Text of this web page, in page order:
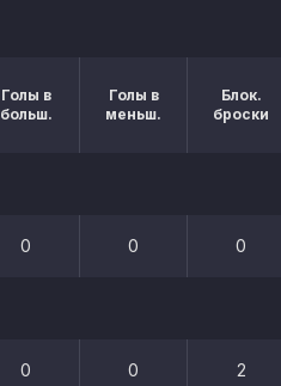
Голы в
больш.
Голы в
меньш.
Блок.
броски
0 0 0
0 0 2